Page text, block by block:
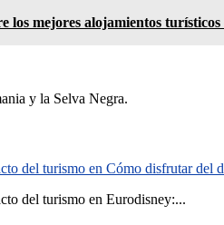
los mejores alojamientos
y la Selva Negra.
del turismo en Cómo disfrutar del
del turismo en Eurodisney:...